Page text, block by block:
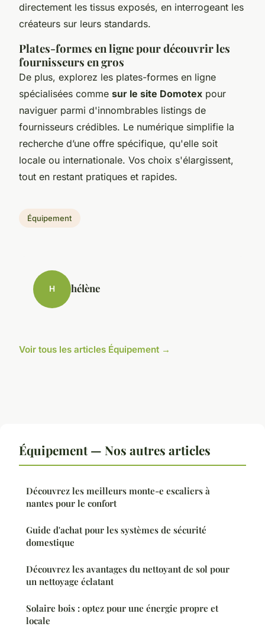
directement les tissus exposés, en interrogeant les
créateurs sur leurs standards.
Plates-formes en ligne pour découvrir les
fournisseurs en gros
De plus, explorez les plates-formes en ligne
spécialisées comme sur le site Domotex pour
naviguer parmi d'innombrables listings de
fournisseurs crédibles. Le numérique simplifie la
recherche d’une offre spécifique, qu'elle soit
locale ou internationale. Vos choix s'élargissent,
tout en restant pratiques et rapides.
Équipement
H hélène
Voir tous les articles Équipement →
Équipement — Nos autres articles
Découvrez les meilleurs monte-e escaliers à
nantes pour le confort
Guide d'achat pour les systèmes de sécurité
domestique
Découvrez les avantages du nettoyant de sol pour
un nettoyage éclatant
Solaire bois : optez pour une énergie propre et
locale